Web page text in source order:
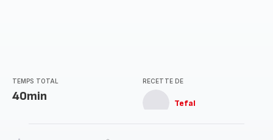
TEMPS TOTAL
40min
RECETTE DE
Tefal